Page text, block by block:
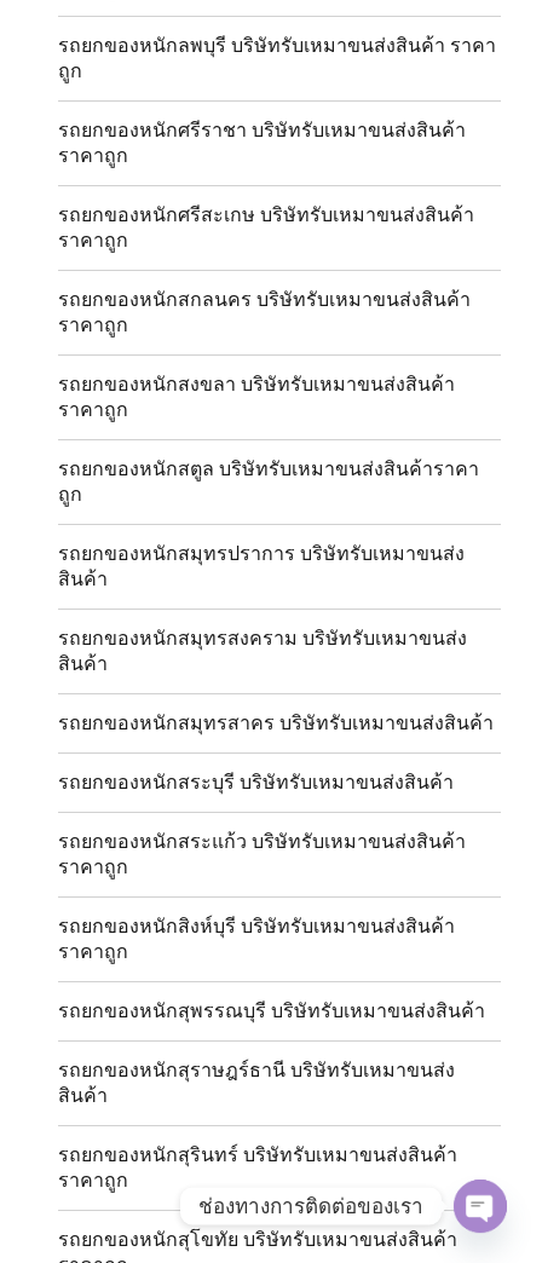
รถยกของหนักลพบุรี บริษัทรับเหมาขนส่งสินค้า ราคา
ถูก
รถยกของหนักศรีราชา บริษัทรับเหมาขนส่งสินค้า
ราคาถูก
รถยกของหนักศรีสะเกษ บริษัทรับเหมาขนส่งสินค้า
ราคาถูก
รถยกของหนักสกลนคร บริษัทรับเหมาขนส่งสินค้า
ราคาถูก
รถยกของหนักสงขลา บริษัทรับเหมาขนส่งสินค้า
ราคาถูก
รถยกของหนักสตูล บริษัทรับเหมาขนส่งสินค้าราคา
ถูก
รถยกของหนักสมุทรปราการ บริษัทรับเหมาขนส่ง
สินค้า
รถยกของหนักสมุทรสงคราม บริษัทรับเหมาขนส่ง
สินค้า
รถยกของหนักสมุทรสาคร บริษัทรับเหมาขนส่งสินค้า
รถยกของหนักสระบุรี บริษัทรับเหมาขนส่งสินค้า
รถยกของหนักสระแก้ว บริษัทรับเหมาขนส่งสินค้า
ราคาถูก
รถยกของหนักสิงห์บุรี บริษัทรับเหมาขนส่งสินค้า
ราคาถูก
รถยกของหนักสุพรรณบุรี บริษัทรับเหมาขนส่งสินค้า
รถยกของหนักสุราษฎร์ธานี บริษัทรับเหมาขนส่ง
สินค้า
รถยกของหนักสุรินทร์ บริษัทรับเหมาขนส่งสินค้า
ราคาถูก
รถยกของหนักสุโขทัย บริษัทรับเหมาขนส่งสินค้า
ช่องทางการติดต่อของเรา
OPEN